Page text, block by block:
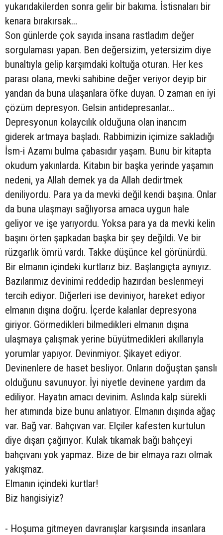
yukarıdakilerden sonra gelir bir bakıma. İstisnaları bir
kenara bırakırsak…
Son günlerde çok sayıda insana rastladım değer
sorgulaması yapan. Ben değersizim, yetersizim diye
bunaltıyla gelip karşımdaki koltuğa oturan. Her kes
parası olana, mevki sahibine değer veriyor deyip bir
yandan da buna ulaşanlara öfke duyan. O zaman en iyi
çözüm depresyon. Gelsin antidepresanlar…
Depresyonun kolaycılık olduğuna olan inancım
giderek artmaya başladı. Rabbimizin içimize sakladığı
İsm-i Azamı bulma çabasıdır yaşam. Bunu bir kitapta
okudum yakınlarda. Kitabın bir başka yerinde yaşamın
nedeni, ya Allah demek ya da Allah dedirtmek
deniliyordu. Para ya da mevki değil kendi başına. Onlar
da buna ulaşmayı sağlıyorsa amaca uygun hale
geliyor ve işe yarıyordu. Yoksa para ya da mevki kelin
başını örten şapkadan başka bir şey değildi. Ve bir
rüzgarlık ömrü vardı. Takke düşünce kel görünürdü.
Bir elmanın içindeki kurtlarız biz. Başlangıçta aynıyız.
Bazılarımız devinimi reddedip hazırdan beslenmeyi
tercih ediyor. Diğerleri ise deviniyor, hareket ediyor
elmanın dışına doğru. İçerde kalanlar depresyona
giriyor. Görmedikleri bilmedikleri elmanın dışına
ulaşmaya çalışmak yerine büyütmedikleri akıllarıyla
yorumlar yapıyor. Devinmiyor. Şikayet ediyor.
Devinenlere de haset besliyor. Onların doğuştan şanslı
olduğunu savunuyor. İyi niyetle devinene yardım da
ediliyor. Hayatın amacı devinim. Aslında kalp sürekli
her atımında bize bunu anlatıyor. Elmanın dışında ağaç
var. Bağ var. Bahçıvan var. Elçiler kafesten kurtulun
diye dışarı çağırıyor. Kulak tıkamak bağı bahçeyi
bahçıvanı yok yapmaz. Bize de bir elmaya razı olmak
yakışmaz.
Elmanın içindeki kurtlar!
Biz hangisiyiz?
- Hoşuma gitmeyen davranışlar karşısında insanlara